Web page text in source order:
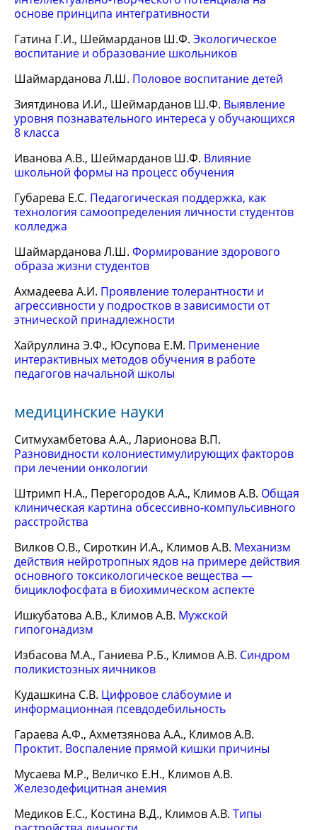
основе принципа интегративности
Гатина Г.И., Шеймарданов Ш.Ф. Экологическое
воспитание и образование школьников
Шаймарданова Л.Ш. Половое воспитание детей
Зиятдинова И.И., Шеймарданов Ш.Ф. Выявление
уровня познавательного интереса у обучающихся
8 класса
Иванова А.В., Шеймарданов Ш.Ф. Влияние
школьной формы на процесс обучения
Губарева Е.С. Педагогическая поддержка, как
технология самоопределения личности студентов
колледжа
Шаймарданова Л.Ш. Формирование здорового
образа жизни студентов
Ахмадеева А.И. Проявление толерантности и
агрессивности у подростков в зависимости от
этнической принадлежности
Хайруллина Э.Ф., Юсупова Е.М. Применение
интерактивных методов обучения в работе
педагогов начальной школы
медицинские науки
Ситмухамбетова А.А., Ларионова В.П.
Разновидности колониестимулирующих факторов
при лечении онкологии
Штримп Н.А., Перегородов А.А., Климов А.В. Общая
клиническая картина обсессивно-компульсивного
расстройства
Вилков О.В., Сироткин И.А., Климов А.В. Механизм
действия нейротропных ядов на примере действия
основного токсикологическое вещества —
бициклофосфата в биохимическом аспекте
Ишкубатова А.В., Климов А.В. Мужской
гипогонадизм
Избасова М.А., Ганиева Р.Б., Климов А.В. Синдром
поликистозных яичников
Кудашкина С.В. Цифровое слабоумие и
информационная псевдодебильность
Гараева А.Ф., Ахметзянова А.А., Климов А.В.
Проктит. Воспаление прямой кишки причины
Мусаева М.Р., Величко Е.Н., Климов А.В.
Железодефицитная анемия
Медиков Е.С., Костина В.Д., Климов А.В. Типы